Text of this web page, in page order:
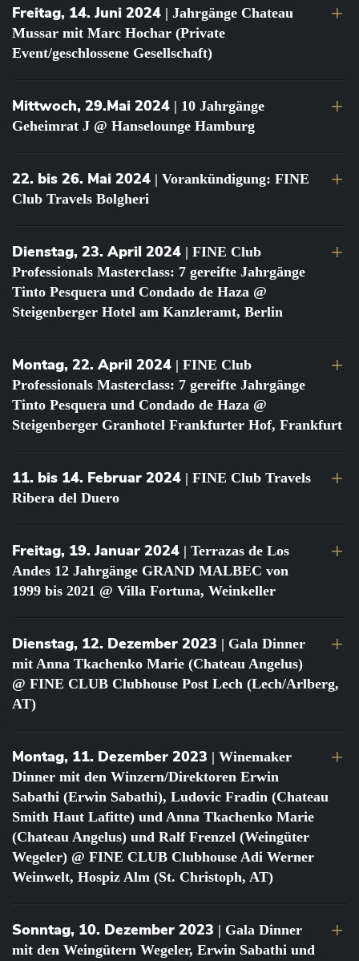
Freitag, 14. Juni 2024 | Jahrgänge Chateau
Mussar mit Marc Hochar (Private
Event/geschlossene Gesellschaft)
Mittwoch, 29.Mai 2024 | 10 Jahrgänge
Geheimrat J @ Hanselounge Hamburg
22. bis 26. Mai 2024 | Vorankündigung: FINE
Club Travels Bolgheri
Dienstag, 23. April 2024 | FINE Club
Professionals Masterclass: 7 gereifte Jahrgänge
Tinto Pesquera und Condado de Haza @
Steigenberger Hotel am Kanzleramt, Berlin
Montag, 22. April 2024 | FINE Club
Professionals Masterclass: 7 gereifte Jahrgänge
Tinto Pesquera und Condado de Haza @
Steigenberger Granhotel Frankfurter Hof, Frankfurt
11. bis 14. Februar 2024 | FINE Club Travels
Ribera del Duero
Freitag, 19. Januar 2024 | Terrazas de Los
Andes 12 Jahrgänge GRAND MALBEC von
1999 bis 2021 @ Villa Fortuna, Weinkeller
Dienstag, 12. Dezember 2023 | Gala Dinner
mit Anna Tkachenko Marie (Chateau Angelus)
@ FINE CLUB Clubhouse Post Lech (Lech/Arlberg,
AT)
Montag, 11. Dezember 2023 | Winemaker
Dinner mit den Winzern/Direktoren Erwin
Sabathi (Erwin Sabathi), Ludovic Fradin (Chateau
Smith Haut Lafitte) und Anna Tkachenko Marie
(Chateau Angelus) und Ralf Frenzel (Weingüter
Wegeler) @ FINE CLUB Clubhouse Adi Werner
Weinwelt, Hospiz Alm (St. Christoph, AT)
Sonntag, 10. Dezember 2023 | Gala Dinner
mit den Weingütern Wegeler, Erwin Sabathi und